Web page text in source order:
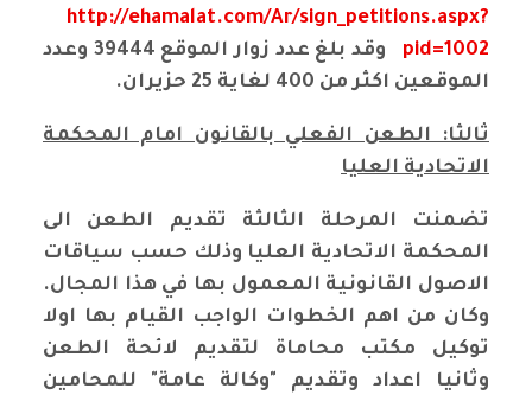
http://ehamalat.com/Ar/sign_petitions.aspx?
pid=1002
وقد بلغ عدد زوار الموقع 39444 وعدد
الموقعين اكثر من 400 لغاية 25 حزيران.
ثالثا: الطعن الفعلي بالقانون امام المحكمة
الاتحادية العليا
تضمنت المرحلة الثالثة تقديم الطعن الى
المحكمة الاتحادية العليا وذلك حسب سياقات
الاصول القانونية المعمول بها في هذا المجال.
وكان من اهم الخطوات الواجب القيام بها اولا
توكيل مكتب محاماة لتقديم لائحة الطعن
وثانيا اعداد وتقديم "وكالة عامة" للمحامين